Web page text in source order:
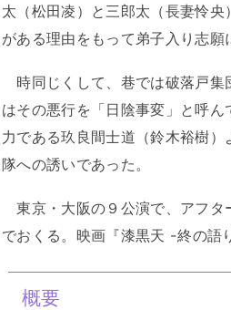
太（松田凌）と三郎太（長妻怜央
がある理由をもって弟子入り志願
時同じくして、巷では破落戸集
はその悪行を「日陰事変」と呼
力である玖良間士道（鈴木裕樹
隊への誘いであった。
東京・大阪の９公演で、アフタ
でおくる。映画『漆黒天 -終の語
概要